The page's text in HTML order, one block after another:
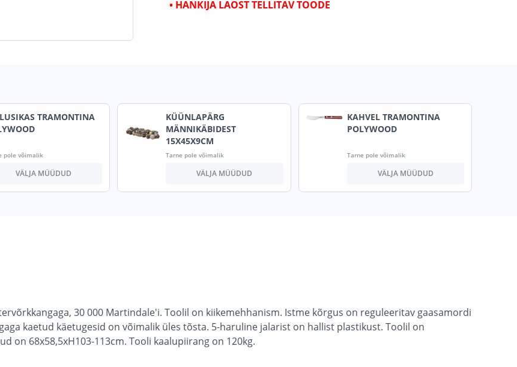
• HANKIJA LAOST TELLITAV TOODE
TRAMONTINA
pole võimalik
VÄLJA MÜÜDUD
KÜÜNLAPÄRG
MÄNNIKÄBIDEST
15X45X9CM
Tarne pole võimalik
VÄLJA MÜÜDUD
KAHVEL TRAMONTINA
POLYWOOD
Tarne pole võimalik
VÄLJA MÜÜDUD
30 000 Martindale'i. Toolil on kiikemehhanism. Istme kõrgus on reguleeritav gaasamordi
kaetud käetugesid on võimalik üles tõsta. 5-haruline jalarist on hallist plastikust. Toolil on
on 68x58,5xH103-113cm. Tooli kaalupiirang on 120kg.